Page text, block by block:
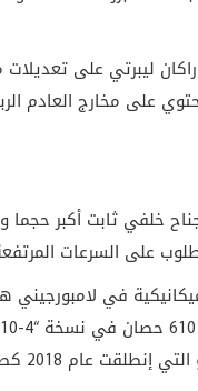
ليبرتي على
على مخارج العادم
خلفي ثابت أكبر
على السرعات
التي إنطلقت عام 2018 كطراز لعام 2019.